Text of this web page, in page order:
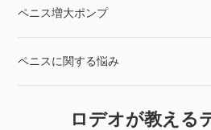
ペニス増大ポンプ
ペニスに関する悩み
ロデオが教える